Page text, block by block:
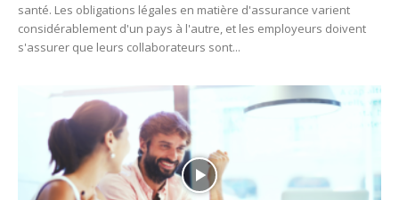
santé. Les obligations légales en matière d'assurance varient
considérablement d'un pays à l'autre, et les employeurs doivent
s'assurer que leurs collaborateurs sont...